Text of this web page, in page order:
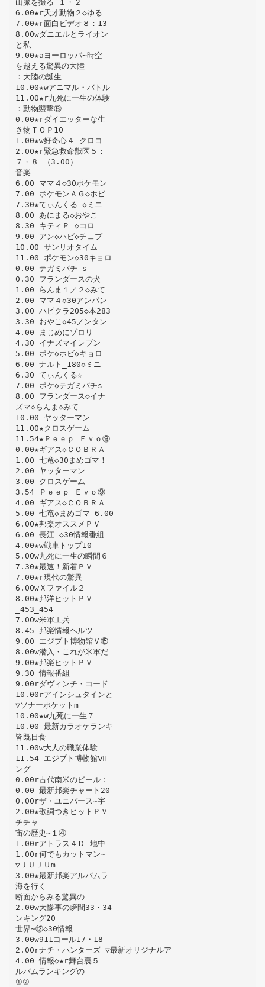
山脈を撮る １・２
6.00★r天才動物２◇ゆる
7.00★r面白ビデオ８：13
8.00wダニエルとライオン
と私
9.00★aヨーロッパ∼時空
を越える驚異の大陸
：大陸の誕生
10.00★wアニマル・バトル
11.00★r九死に一生の体験
：動物襲撃⑧
0.00★rダイエッターな生
き物ＴＯＰ10
1.00★w好奇心４ クロコ
2.00★r緊急救命獣医５：
７・８ （3.00）
音楽
6.00 ママ４◇30ポケモン
7.00 ポケモンＡＧ◇ホビ
7.30★てぃんくる ◇ミニ
8.00 あにまる◇おやこ
8.30 キティＰ ◇コロ
9.00 アン◇ハピ◇チェブ
10.00 サンリオタイム
11.00 ポケモン◇30キョロ
0.00 テガミバチ s
0.30 フランダースの犬
1.00 らんま１／２◇みて
2.00 ママ４◇30アンパン
3.00 ハピクラ205◇本283
3.30 おやこ◇45ノンタン
4.00 まじめにゾロリ
4.30 イナズマイレブン
5.00 ポケ◇ホビ◇キョロ
6.00 ナルト_180◇ミニ
6.30 てぃんくる☆
7.00 ポケ◇テガミバチs
8.00 フランダース◇イナ
ズマ◇らんま◇みて
10.00 ヤッターマン
11.00★クロスゲーム
11.54★Ｐｅｅｐ Ｅｖｏ⑨
0.00★ギアス◇ＣＯＢＲＡ
1.00 七竜◇30まめゴマ！
2.00 ヤッターマン
3.00 クロスゲーム
3.54 Ｐｅｅｐ Ｅｖｏ⑨
4.00 ギアス◇ＣＯＢＲＡ
5.00 七竜◇まめゴマ 6.00
6.00★邦楽オススメＰＶ
6.00 長江 ◇30情報番組
4.00★w戦車トップ10
5.00w九死に一生の瞬間６
7.30★最速！新着ＰＶ
7.00★r現代の驚異
6.00wＸファイル２
8.00★邦洋ヒットＰＶ
_453_454
7.00w米軍工兵
8.45 邦楽情報ヘルツ
9.00 エジプト博物館Ｖ⑮
8.00w潜入・これが米軍だ
9.00★邦楽ヒットＰＶ
9.30 情報番組
9.00rダヴィンチ・コード
10.00rアインシュタインと
▽ソナーポケットm
10.00★w九死に一生７
10.00 最新カラオケランキ
皆既日食
11.00w大人の職業体験
11.54 エジプト博物館Ⅶ
ング
0.00r古代南米のビール：
0.00 最新邦楽チャート20
0.00rザ・ユニバース∼宇
2.00★歌詞つきヒットＰＶ
チチャ
宙の歴史∼１④
1.00rアトラス４Ｄ 地中
1.00r何でもカットマン∼
▽ＪＵＪＵm
3.00★最新邦楽アルバムラ
海を行く
断面からみる驚異の
2.00w大惨事の瞬間33・34
ンキング20
世界∼⑫◇30情報
3.00w911コール17・18
2.00rナチ・ハンターズ ▽最新オリジナルア
4.00 情報◇★r舞台裏５
ルバムランキングの
①②